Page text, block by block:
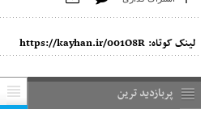
لینک کوتاه: https://kayhan.ir/001O8R
پربازدید ترین